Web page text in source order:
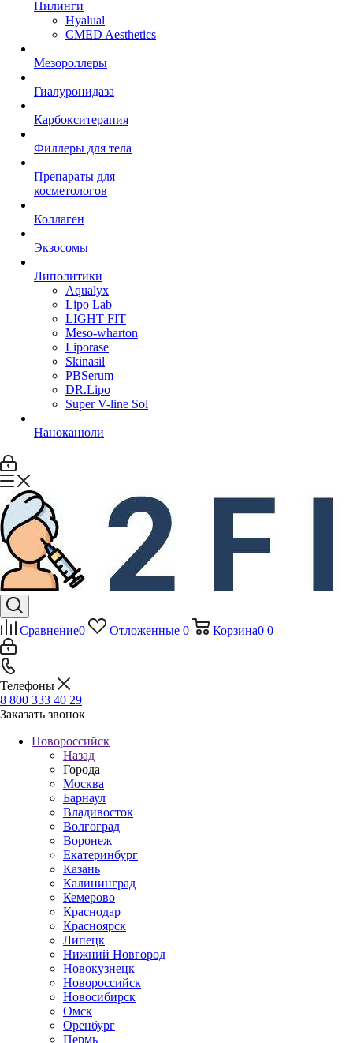
Пилинги
Hyalual
CMED Aesthetics
Мезороллеры
Гиалуронидаза
Карбокситерапия
Филлеры для тела
Препараты для
косметологов
Коллаген
Экзосомы
Липолитики
Aqualyx
Lipo Lab
LIGHT FIT
Meso-wharton
Liporase
Skinasil
PBSerum
DR.Lipo
Super V-line Sol
Наноканюли
Сравнение0 Отложенные 0 Корзина0 0
Телефоны
8 800 333 40 29
Заказать звонок
Новороссийск
Назад
Города
Москва
Барнаул
Владивосток
Волгоград
Воронеж
Екатеринбург
Казань
Калининград
Кемерово
Краснодар
Красноярск
Липецк
Нижний Новгород
Новокузнецк
Новороссийск
Новосибирск
Омск
Оренбург
Пермь